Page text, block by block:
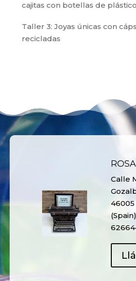
cajitas con botellas de plástico
Taller 3: Joyas únicas con
recicladas
Calle
46005
(Spain)